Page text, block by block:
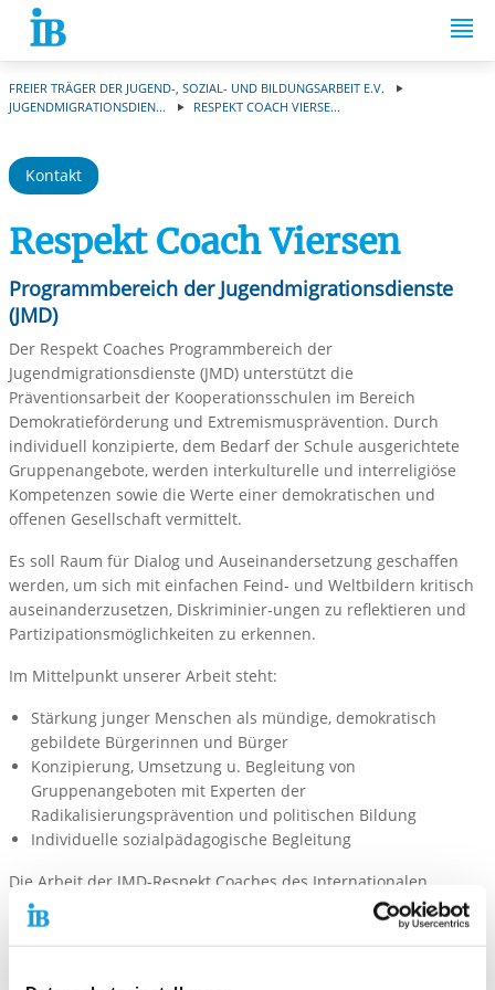
Springe zum Inhalt
FREIER TRÄGER DER JUGEND-, SOZIAL- UND BILDUNGSARBEIT E.V.
JUGENDMIGRATIONSDIEN...
RESPEKT COACH VIERSE...
Kontakt
Respekt Coach Viersen
Programmbereich der Jugendmigrationsdienste
(JMD)
Der Respekt Coaches Programmbereich der
Jugendmigrationsdienste (JMD) unterstützt die
Präventionsarbeit der Kooperationsschulen im Bereich
Demokratieförderung und Extremismusprävention. Durch
individuell konzipierte, dem Bedarf der Schule ausgerichtete
Gruppenangebote, werden interkulturelle und interreligiöse
Kompetenzen sowie die Werte einer demokratischen und
offenen Gesellschaft vermittelt.
Es soll Raum für Dialog und Auseinandersetzung geschaffen
werden, um sich mit einfachen Feind- und Weltbildern kritisch
auseinanderzusetzen, Diskriminier-ungen zu reflektieren und
Partizipationsmöglichkeiten zu erkennen.
Im Mittelpunkt unserer Arbeit steht:
Stärkung junger Menschen als mündige, demokratisch
gebildete Bürgerinnen und Bürger
Konzipierung, Umsetzung u. Begleitung von
Gruppenangeboten mit Experten der
Radikalisierungsprävention und politischen Bildung
Individuelle sozialpädagogische Begleitung
Die Arbeit der JMD-Respekt Coaches des Internationalen
Bundes – IB West gGmbH, Region NRW Nord wird gefördert vom
Bundesministerium für Familie, Senioren, Frauen und Jugend.